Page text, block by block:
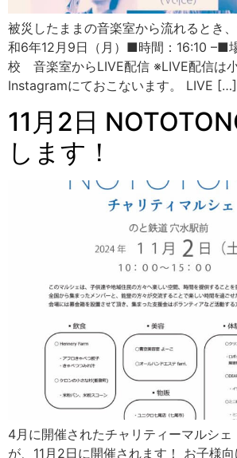
被災したままの音楽室から流れるとき
和6年12月9日（月）■時間：16:10 –■
校 音楽室からLIVE配信 ※LIVE配信は
Instagramにておこないます。 LIVE […]
11月2日
します！
4月に開催されたチャリティーマルシェ
が、11月2日に開催されます！ お子様